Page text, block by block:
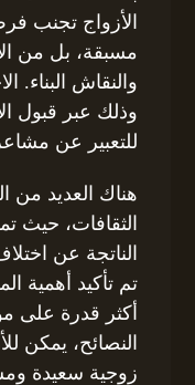
الأزواج تجنب
مسبقة، بل من
والنقاش البناء.
وذلك عبر قبول
للتعبير عن
هناك العديد من
الثقافات، حيث
الناتجة عن
تم تأكيد أهمية
أكثر قدرة على
النصائح، يمكن
زوجية سعيدة